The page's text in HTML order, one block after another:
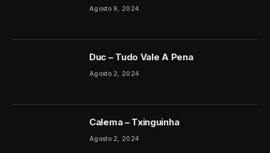
Agosto 9, 2024
Duc – Tudo Vale A Pena
Agosto 2, 2024
Calema – Txinguinha
Agosto 2, 2024